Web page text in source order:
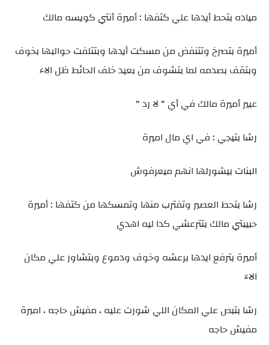
مياده بتحط أيدها علي كتفها : أميرة أنتي كويسه مالك
أميرة بتصرخ وتتنفض من مسكت أيدها وبتتلفت حوالبها بخوف
وبتقف بصدمه لما بتشوف من بعيد خلف الحائط ظل الاء
عبير أميرة مالك في أي " لا رد "
رشا بتيجي : في اي مال اميرة
البنات بيشورلها انهم ميعرفوش
رشا بتحط العصير وتفترب منها وتمسكها من كتفها : أميرة
حبيبتي مالك بتترعشي كدا ليه اهدي
أميرة بترفع ايدها برعشه وخوف ودموع وبتشاور علي مكان
الاء
رشا بتبص علي المكان اللي شورت عليه ، مفيش حاجه ، اميرة
مفيش حاجه